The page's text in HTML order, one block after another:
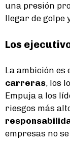
una presión
llegar de golpe
Los
La ambición es
carreras, los
Empuja a los
riesgos más
empresas no